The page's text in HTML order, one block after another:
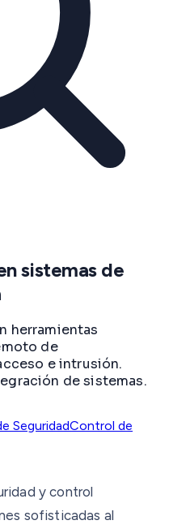
sistemas de
herramientas
de
e intrusión.
de sistemas.
SeguridadControl de
y control
sofisticadas al